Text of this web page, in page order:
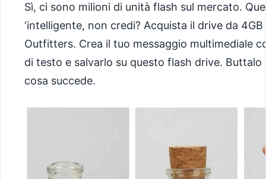
Sì, ci sono milioni di unità flash sul mercato.
‘intelligente, non credi? Acquista il drive da
Outfitters. Crea il tuo messaggio multimediale
di testo e salvarlo su questo flash drive. Buttalo
cosa succede.